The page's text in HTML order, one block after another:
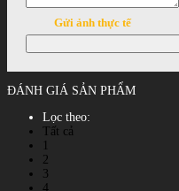
Gửi ảnh thực tế
ĐÁNH GIÁ SẢN PHẨM
Lọc theo:
Tất cả
2
3
4